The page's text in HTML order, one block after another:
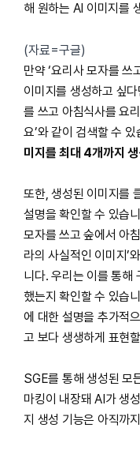
해 원하는 AI 이미지를
(자료=구글)
만약 ‘요리사 모자를 쓰
이미지를 생성하고 싶
를 쓰고 아침식사를 요
요’와 같이 검색할 수
미지를 최대 4개까지
또한, 생성된 이미지를
설명을 확인할 수 있습
모자를 쓰고 숲에서 아
라의 사실적인 이미지’
니다. 우리는 이를 통해
했는지 확인할 수 있습
에 대한 설명을 추가적
고 보다 생생하게 표현
SGE를 통해 생성된 모
마킹이 내장돼 AI가 생
지 생성 기능은 아직까